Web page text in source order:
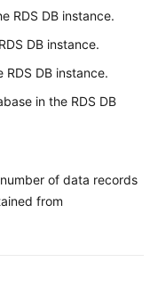
RDS DB instance.
DB instance.
DB instance.
in the RDS DB
of data records
from